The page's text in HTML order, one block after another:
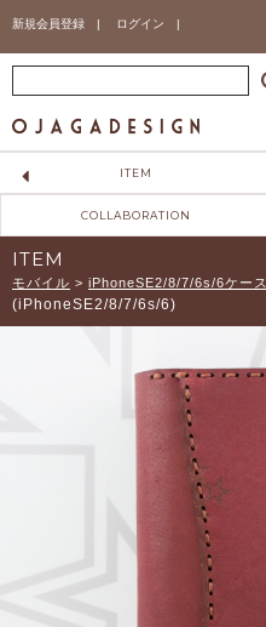
新規会員登録 | ログイン |
ITEM
COLLABORATION
ITEM
モバイル > iPhoneSE2/8/7/6s/6ケース
(iPhoneSE2/8/7/6s/6)